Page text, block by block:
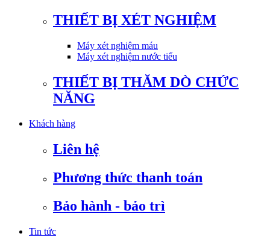
THIẾT BỊ XÉT NGHIỆM
Máy xét nghiệm máu
Máy xét nghiệm nước tiểu
THIẾT BỊ THĂM DÒ CHỨC
NĂNG
Khách hàng
Liên hệ
Phương thức thanh toán
Bảo hành - bảo trì
Tin tức